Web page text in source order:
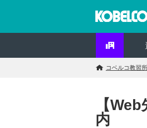
コベルコ教習
【
内